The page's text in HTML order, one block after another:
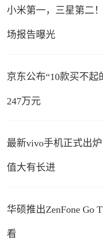
小米第一，三星第二
场报告曝光
京东公布“10款买不
247万元
最新vivo手机正式出
值大有长进
华硕推出ZenFone Go
看